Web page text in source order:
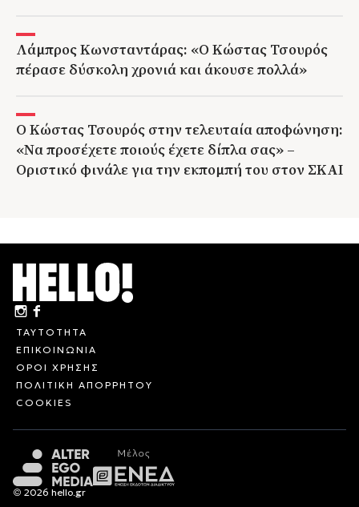
Λάμπρος Κωνσταντάρας: «Ο Κώστας Τσουρός
πέρασε δύσκολη χρονιά και άκουσε πολλά»
Ο Κώστας Τσουρός στην τελευταία αποφώνηση:
«Να προσέχετε ποιούς έχετε δίπλα σας» –
Οριστικό φινάλε για την εκπομπή του στον ΣΚΑΙ
ΤΑΥΤΟΤΗΤΑ
ΕΠΙΚΟΙΝΩΝΙΑ
ΟΡΟΙ ΧΡΗΣΗΣ
ΠΟΛΙΤΙΚΗ ΑΠΟΡΡΗΤΟΥ
COOKIES
© 2026 hello.gr